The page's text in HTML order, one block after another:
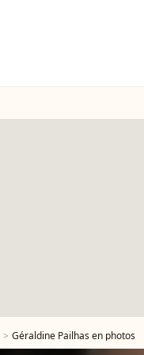
Géraldine Pailhas en photos